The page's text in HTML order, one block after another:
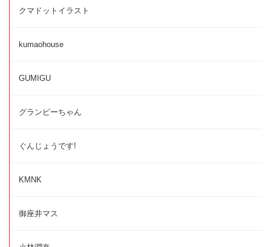
クマドットイラスト
kumaohouse
GUMIGU
グランピーちゃん
ぐんじょうです!
KMNK
御座井マス